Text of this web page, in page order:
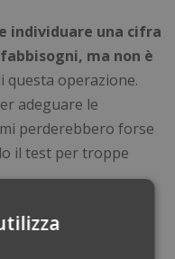
individuare una cifra
ma non è
operazione.
adeguare le
perderebbero forse
il test per troppe
2023/24, quando